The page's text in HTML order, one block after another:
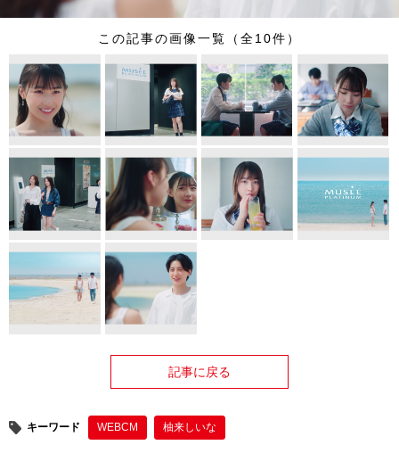
この記事の画像一覧（全10件）
記事に戻る
キーワード WEBCM 柚来しいな